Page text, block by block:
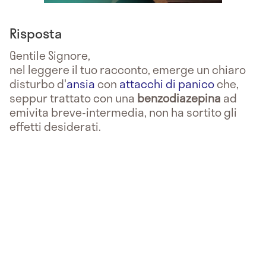
Risposta
Gentile Signore,
nel leggere il tuo racconto, emerge un chiaro
disturbo d'ansiacon attacchi di panicoche,
seppur trattato con una benzodiazepina ad
emivita breve-intermedia, non ha sortito gli
effetti desiderati.